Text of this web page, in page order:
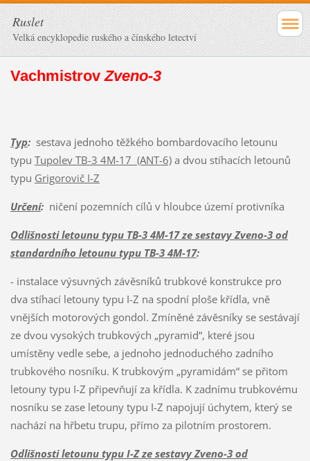
Ruslet
Velká encyklopedie ruského a čínského letectví
VachmistrovZveno-3
Typ:sestava jednoho těžkého bombardovacího letounu
typu Tupolev TB-3 4M-17 (ANT-6)a dvou stíhacích letounů
typu Grigorovič I-Z
Určení:ničení pozemních cílů v hloubce území protivníka
Odlišnosti letounu typu TB-3 4M-17 ze sestavy Zveno-3 od
standardního letounu typu TB-3 4M-17:
- instalace výsuvných závěsníků trubkové konstrukce pro
dva stíhací letouny typu I-Z na spodní ploše křídla, vně
vnějších motorových gondol. Zmíněné závěsníky se sestávají
ze dvou vysokých trubkových „pyramid“, které jsou
umístěny vedle sebe, a jednoho jednoduchého zadního
trubkového nosníku. K trubkovým „pyramidám“ se přitom
letouny typu I-Z připevňují za křídla. K zadnímu trubkovému
nosníku se zase letouny typu I-Z napojují úchytem, který se
nachází na hřbetu trupu, přímo za pilotním prostorem.
Odlišnosti letounu typu I-Z ze sestavy Zveno-3 od